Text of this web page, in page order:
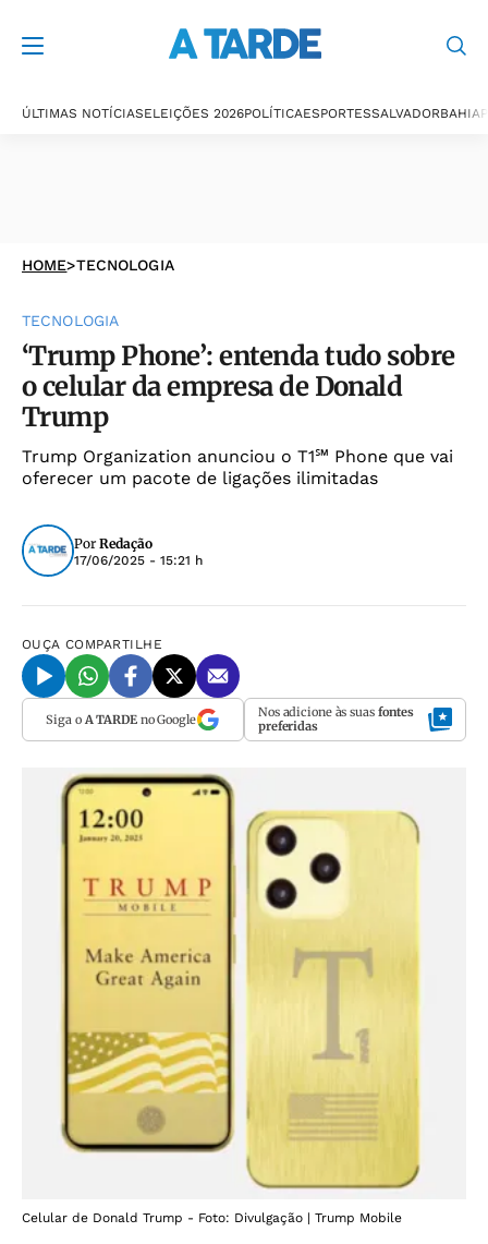
ÚLTIMAS NOTÍCIASELEIÇÕES 2026POLÍTICAESPORTESSALVADORBAHIA
HOME>TECNOLOGIA
TECNOLOGIA
‘Trump Phone’: entenda tudo sobre
o celular da empresa de Donald
Trump
Trump Organization anunciou o T1℠ Phone que vai
oferecer um pacote de ligações ilimitadas
Por Redação
17/06/2025 - 15:21 h
OUÇA COMPARTILHE
Siga o A TARDEno Google Nos adicione às suas fontes
preferidas
Celular de Donald Trump - Foto: Divulgação | Trump Mobile